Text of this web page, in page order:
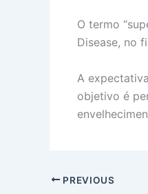
O termo
Disease, no
A
objetivo é
PREVIOUS